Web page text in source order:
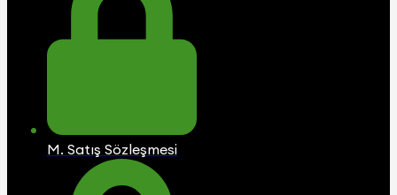
M. Satış Sözleşmesi